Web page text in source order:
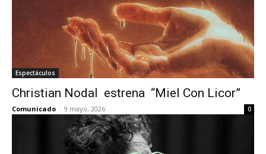
Espectáculos
Christian Nodal estrena “Miel Con Licor”
Comunicado - 9 mayo, 2026 0